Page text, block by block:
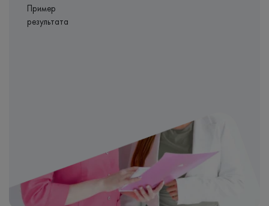
Пример
результата